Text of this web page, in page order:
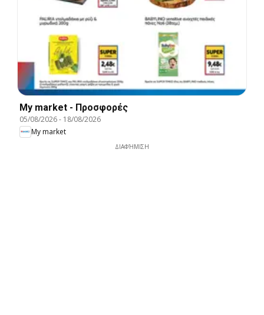
My market - Προσφορές
05/08/2026- 18/08/2026
My market
ΔΙΑΦΉΜΙΣΗ